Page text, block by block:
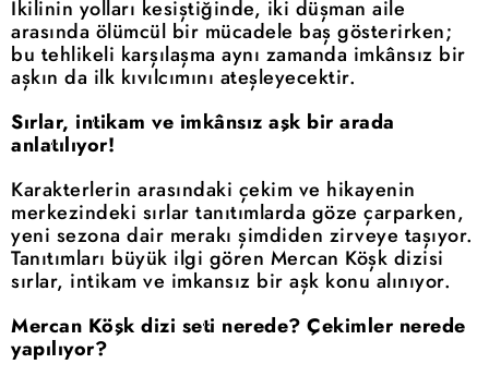
İkilinin yolları kesiştiğinde, iki düşman aile
arasında ölümcül bir mücadele baş gösterirken;
bu tehlikeli karşılaşma aynı zamanda imkânsız bir
aşkın da ilk kıvılcımını ateşleyecektir.
Sırlar, intikam ve imkânsız aşk bir arada
anlatılıyor!
Karakterlerin arasındaki çekim ve hikayenin
merkezindeki sırlar tanıtımlarda göze çarparken,
yeni sezona dair merakı şimdiden zirveye taşıyor.
Tanıtımları büyük ilgi gören Mercan Köşk dizisi
sırlar, intikam ve imkansız bir aşk konu alınıyor.
Mercan Köşk dizi seti nerede? Çekimler nerede
yapılıyor?